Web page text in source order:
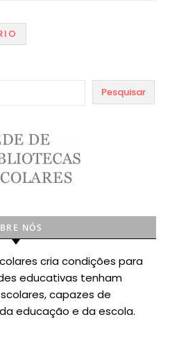
Pesquisar
NÓS
cria condições para
educativas tenham
capazes de
educação e da escola.